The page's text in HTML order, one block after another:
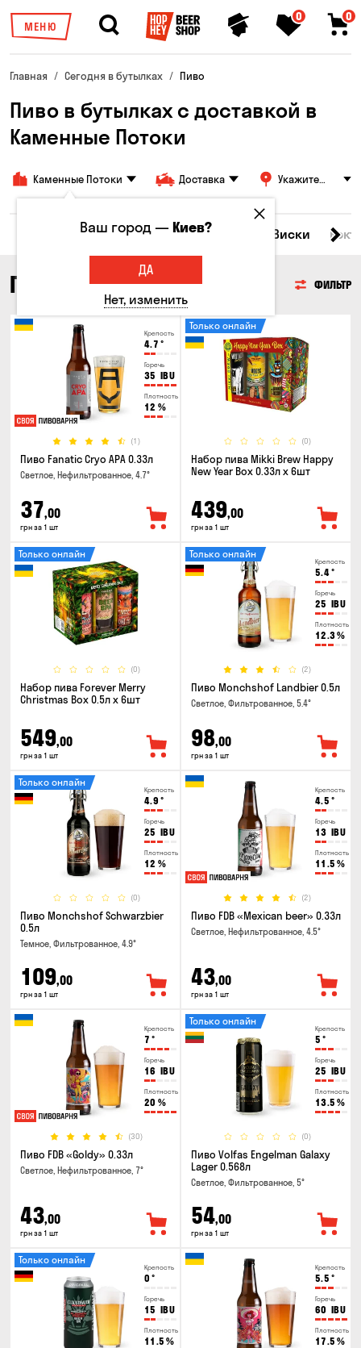
МЕНЮ
0 0
Главная Сегодня в бутылках Пиво
Пиво в бутылках с доставкой в
Каменные Потоки
Каменные Потоки Доставка
Укажите
Все товары Пиво Сидр Виски
ПИВО ФИЛЬТР
Крепость
4.7 °
Горечь
35 IBU
Плотность
12 %
(1)
Пиво Fanatic Cryo APA 0.33л
Светлое, Нефильтрованное, 4.7°
37,00
грн за 1 шт
(0)
Только онлайн
Набор пива Mikki Brew Happy
New Year Box 0.33л x 6шт
439,00
грн за 1 шт
(0)
Только онлайн
Набор пива Forever Merry
Christmas Box 0.5л x 6шт
549,00
грн за 1 шт
Крепость
5.4°
Горечь
25 IBU
Плотность
12.3%
(2)
Только онлайн
Пиво Monchshof Landbier 0.5л
Светлое, Фильтрованное, 5.4°
98,00
грн за 1 шт
Крепость
4.9 °
Горечь
25 IBU
Плотность
12 %
(0)
Только онлайн
Пиво Monchshof Schwarzbier
0.5л
Темное, Фильтрованное, 4.9°
109,00
грн за 1 шт
Крепость
4.5 °
Горечь
13 IBU
Плотность
11.5 %
(2)
Пиво FDB «Mexican beer» 0.33л
Светлое, Нефильтрованное, 4.5°
43,00
грн за 1 шт
Крепость
7 °
Горечь
16 IBU
Плотность
20 %
(30)
Пиво FDB «Goldy» 0.33л
Светлое, Нефильтрованное, 7°
43,00
грн за 1 шт
Крепость
5 °
Горечь
25 IBU
Плотность
13.5 %
(0)
Только онлайн
Пиво Volfas Engelman Galaxy
Lager 0.568л
Светлое, Фильтрованное, 5°
54,00
грн за 1 шт
Крепость
0 °
Горечь
15 IBU
Плотность
11.5 %
Только онлайн
Крепость
5.5 °
Горечь
60 IBU
Плотность
17.5 %
Ваш город —Киев?
ДА
Нет, изменить